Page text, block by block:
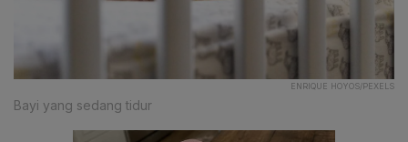
ENRIQUE HOYOS/PEXELS
Bayi yang sedang tidur